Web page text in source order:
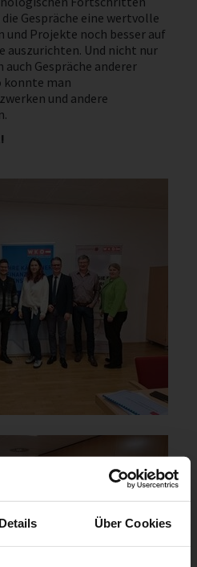
Details Über Cookies
NEWS
Gespräche eine wertvolle
Projekte noch besser auf
auszurichten. Und nicht nur
Gespräche anderer
konnte man
und andere